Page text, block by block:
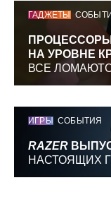
ГАДЖЕТЫ
НА УРОВНЕ
ВСЕ
ИГРЫ СОБЫТИЯ
RAZER
НАСТОЯЩИХ